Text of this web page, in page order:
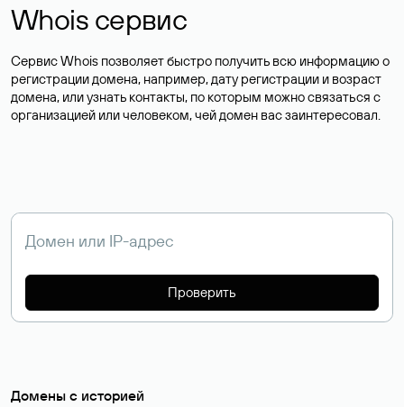
Whois сервис
Сервис Whois позволяет быстро получить всю информацию о
регистрации домена, например, дату регистрации и возраст
домена, или узнать контакты, по которым можно связаться с
организацией или человеком, чей домен вас заинтересовал.
Проверить
Домены с историей